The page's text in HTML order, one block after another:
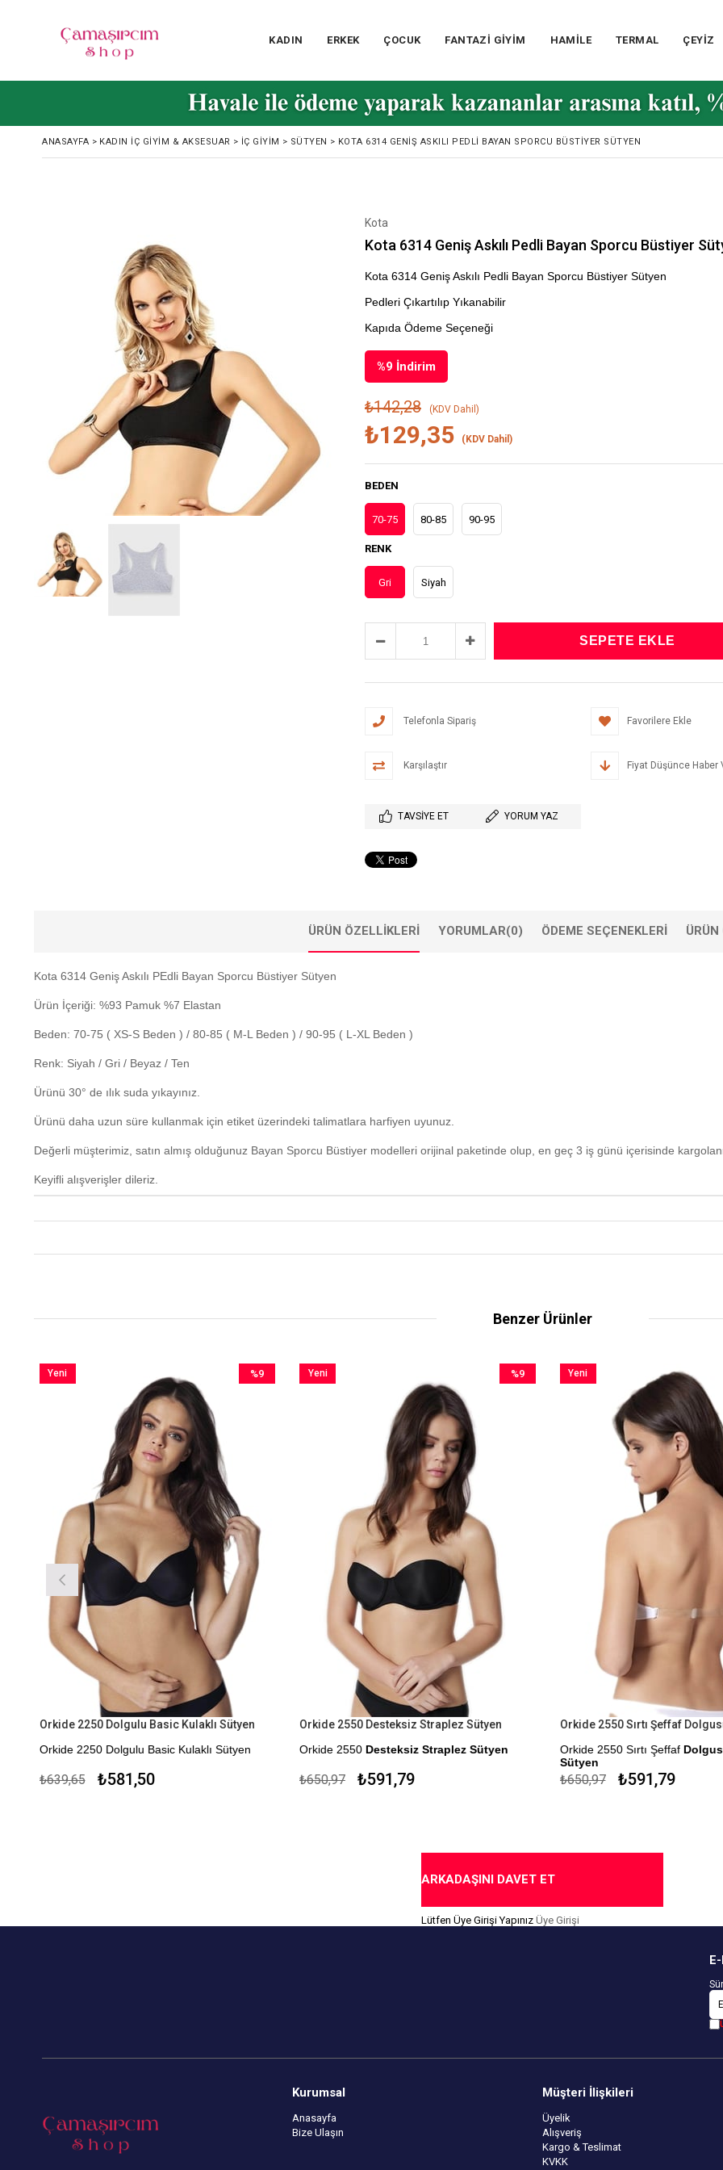
KADIN ERKEK ÇOCUK FANTAZİ GİYİM HAMİLE TERMAL ÇEYİZ
ANASAYFA > KADIN İÇ GIYIM & AKSESUAR > İÇ GIYIM > SÜTYEN > KOTA 6314 GENIŞ ASKILI PEDLI BAYAN SPORCU BÜSTIYER SÜTYEN
Kota
Kota 6314 Geniş Askılı Pedli Bayan Sporcu Büstiyer
Kota 6314 Geniş Askılı Pedli Bayan Sporcu Büstiyer Sütyen
Pedleri Çıkartılıp Yıkanabilir
Kapıda Ödeme Seçeneği
%9 İndirim
₺142,28 (KDV Dahil)
₺129,35 (KDV Dahil)
BEDEN
70-75 80-85 90-95
RENK
Gri Siyah
Telefonla Sipariş Favorilere Ekle
Karşılaştır Fiyat Düşünce Haber
TAVSIYE ET YORUM YAZ
ÜRÜN ÖZELLIKLERI YORUMLAR(0) ÖDEME SEÇENEKLERI ÜRÜN
Kota 6314 Geniş Askılı PEdli Bayan Sporcu Büstiyer Sütyen
Ürün İçeriği: %93 Pamuk %7 Elastan
Beden: 70-75 ( XS-S Beden ) / 80-85 ( M-L Beden ) / 90-95 ( L-XL Beden )
Renk: Siyah / Gri / Beyaz / Ten
Ürünü 30° de ılık suda yıkayınız.
Ürünü daha uzun süre kullanmak için etiket üzerindeki talimatlara harfiyen uyunuz.
Değerli müşterimiz, satın almış olduğunuz Bayan Sporcu Büstiyer modelleri orijinal paketinde olup, en geç 3 iş günü içerisinde
Keyifli alışverişler dileriz.
Benzer Ürünler
Orkide 2250 Dolgulu Basic Kulaklı Sütyen
Orkide 2250 Dolgulu Basic Kulaklı Sütyen
Kapıda Ödeme Seçeneği
₺581,50
₺639,65
%9
Yeni
Orkide 2550 Desteksiz Straplez Sütyen
Orkide 2550Desteksiz Straplez Sütyen
₺591,79
₺650,97
%9
Yeni
Orkide 2550 Sırtı Şeffaf
Sütyen
Kapıda Ödeme Seçeneği
₺591,79
₺650,97
Yeni
ARKADAŞINI DAVET ET
Lütfen Üye Girişi Yapınız Üye Girişi
Kurumsal
Anasayfa
Bize Ulaşın
Müşteri İlişkileri
Üyelik
Alışveriş
Kargo & Teslimat
KVKK